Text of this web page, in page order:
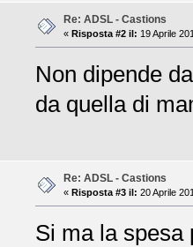
Re: ADSL - Castions
« Risposta #2 il: 19 Aprile
Non dipende
da quella di
Re: ADSL - Castions
« Risposta #3 il: 20 Aprile
Si ma la spesa